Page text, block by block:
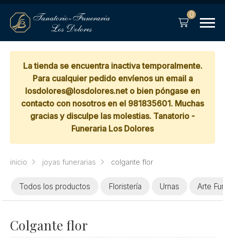
0
La tienda se encuentra inactiva temporalmente.
Para cualquier pedido envíenos un email a
losdolores@losdolores.net o bien póngase en
contacto con nosotros en el 981835601. Muchas
gracias y disculpe las molestias. Tanatorio -
Funeraria Los Dolores
inicio joyas funerarias colgante flor
Todos los productos Floristería Urnas Arte
Colgante flor